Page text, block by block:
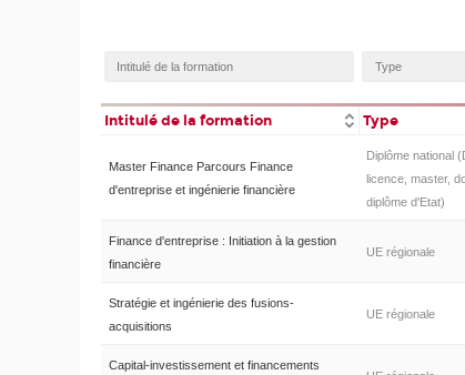
Intitulé de la formation Type
Master Finance Parcours Finance
d'entreprise et ingénierie financière
Diplôme national
licence, master,
diplôme d'Etat)
Finance d'entreprise : Initiation à la gestion
financière
UE régionale
Stratégie et ingénierie des fusions-
acquisitions
UE régionale
Capital-investissement et financements